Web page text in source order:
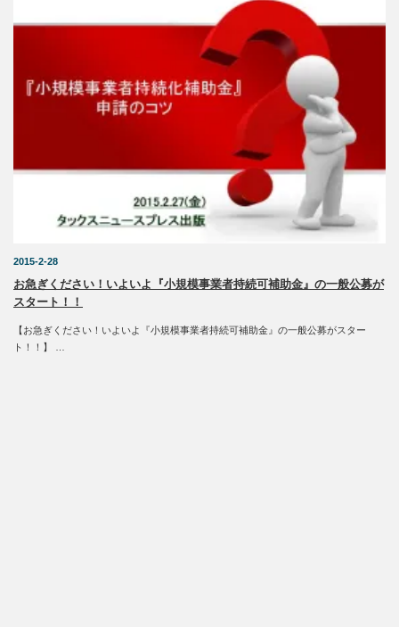
2015-2-28
お急ぎください！いよいよ『小規模事業者持続可補助金』の一般公募が
スタート！！
【お急ぎください！いよいよ『小規模事業者持続可補助金』の一般公募がスター
ト！！】 …